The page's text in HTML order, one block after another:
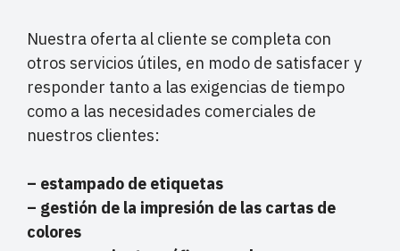
Nuestra oferta al cliente se completa con
otros servicios útiles, en modo de satisfacer y
responder tanto a las exigencias de tiempo
como a las necesidades comerciales de
nuestros clientes:
– estampado de etiquetas
– gestión de la impresión de las cartas de
colores